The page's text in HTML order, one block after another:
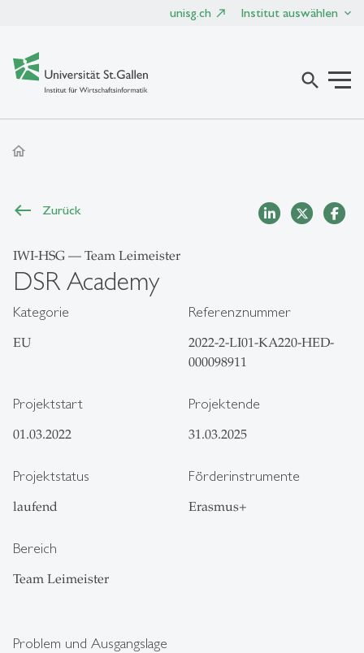
unisg.ch Institut auswählen
search
home
Zurück
IWI-HSG — Team Leimeister
DSR Academy
Kategorie
EU
Referenznummer
2022-2-LI01-KA220-HED-
000098911
Projektstart
01.03.2022
Projektende
31.03.2025
Projektstatus
laufend
Förderinstrumente
Erasmus+
Bereich
Team Leimeister
Problem und Ausgangslage